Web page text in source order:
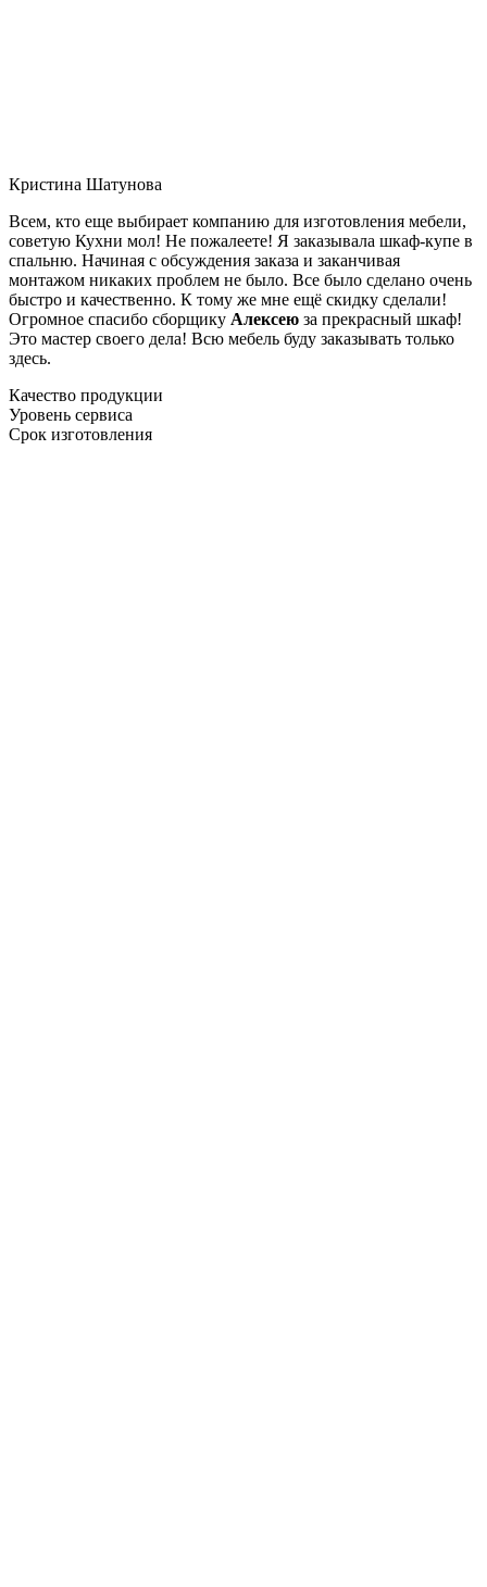
Кристина Шатунова
Всем, кто еще выбирает компанию для изготовления мебели,
советую Кухни мол! Не пожалеете! Я заказывала шкаф-купе в
спальню. Начиная с обсуждения заказа и заканчивая
монтажом никаких проблем не было. Все было сделано очень
быстро и качественно. К тому же мне ещё скидку сделали!
Огромное спасибо сборщику Алексею за прекрасный шкаф!
Это мастер своего дела! Всю мебель буду заказывать только
здесь.
Качество продукции
Уровень сервиса
Срок изготовления